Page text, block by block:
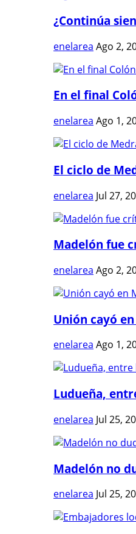
¿Continúa
enelarea Ago 2,
En el final
enelarea Ago 1,
El ciclo de
enelarea Jul 27,
Madelón fue
enelarea Ago 2,
Unión cayó
enelarea Ago 1,
Ludueña,
enelarea Jul 25,
Madelón no
enelarea Jul 25,